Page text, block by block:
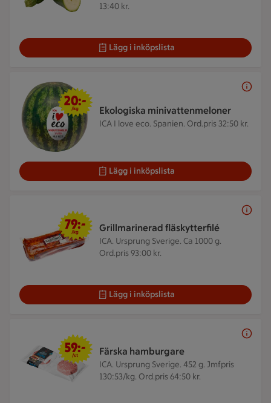
13:40 kr.
Lägg i inköpslista
Ekologiska minivattenmeloner
ICA I love eco. Spanien. Ord.pris 32:50 kr.
20 kr/kg
20:-
/kg
Lägg i inköpslista
Grillmarinerad fläskytterfilé
ICA. Ursprung Sverige. Ca 1000 g.
Ord.pris 93:00 kr.
79 kr/kg
79:-
/kg
Lägg i inköpslista
Färska hamburgare
ICA. Ursprung Sverige. 452 g. Jmfpris
130:53/kg. Ord.pris 64:50 kr.
59 kr/st
59:-
/st